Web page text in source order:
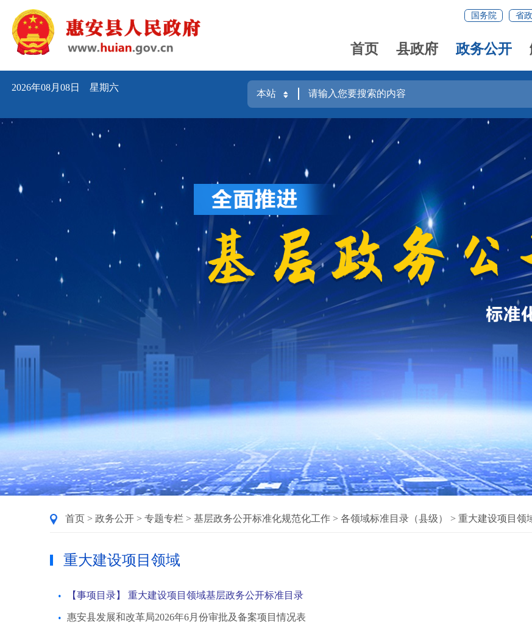
国务院 省
首页 县政府 政务公开
2026年08月08日 星期六
首页 > 政务公开 > 专题专栏 > 基层政务公开标准化规范化工作 > 各领域标准目录（县级） > 重大建设项目领
重大建设项目领域
【事项目录】 重大建设项目领域基层政务公开标准目录
惠安县发展和改革局2026年6月份审批及备案项目情况表